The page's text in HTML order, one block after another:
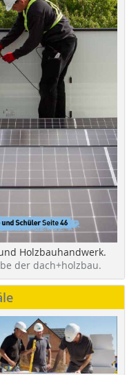
Holzbauhandwerk.
der dach+holzbau.